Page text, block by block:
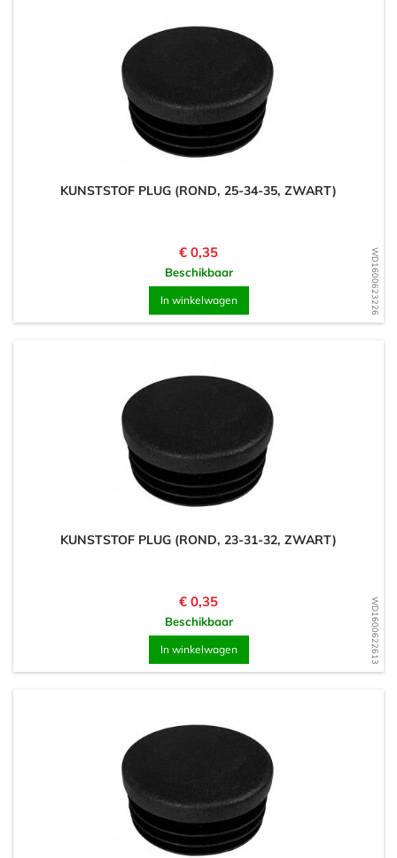
WD1600623226
KUNSTSTOF PLUG (ROND, 25-34-35, ZWART)
Prijs
€ 0,35
Beschikbaar
In winkelwagen
WD1600622613
KUNSTSTOF PLUG (ROND, 23-31-32, ZWART)
Prijs
€ 0,35
Beschikbaar
In winkelwagen